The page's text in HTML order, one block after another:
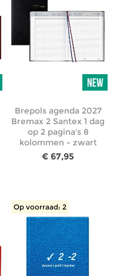
Brepols agenda 2027
Bremax 2 Santex 1 dag
op 2 pagina's 8
kolommen - zwart
€ 67,95
Op voorraad: 2